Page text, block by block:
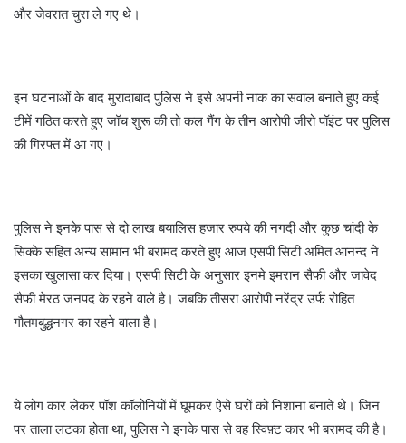
और जेवरात चुरा ले गए थे।
इन घटनाओं के बाद मुरादाबाद पुलिस ने इसे अपनी नाक का सवाल बनाते हुए कई
टीमें गठित करते हुए जॉच शुरू की तो कल गैंग के तीन आरोपी जीरो पॉइंट पर पुलिस
की गिरफ्त में आ गए।
पुलिस ने इनके पास से दो लाख बयालिस हजार रुपये की नगदी और कुछ चांदी के
सिक्के सहित अन्य सामान भी बरामद करते हुए आज एसपी सिटी अमित आनन्द ने
इसका खुलासा कर दिया। एसपी सिटी के अनुसार इनमे इमरान सैफी और जावेद
सैफी मेरठ जनपद के रहने वाले है। जबकि तीसरा आरोपी नरेंद्र उर्फ रोहित
गौतमबुद्धनगर का रहने वाला है।
ये लोग कार लेकर पॉश कॉलोनियों में घूमकर ऐसे घरों को निशाना बनाते थे। जिन
पर ताला लटका होता था, पुलिस ने इनके पास से वह स्विफ़्ट कार भी बरामद की है।